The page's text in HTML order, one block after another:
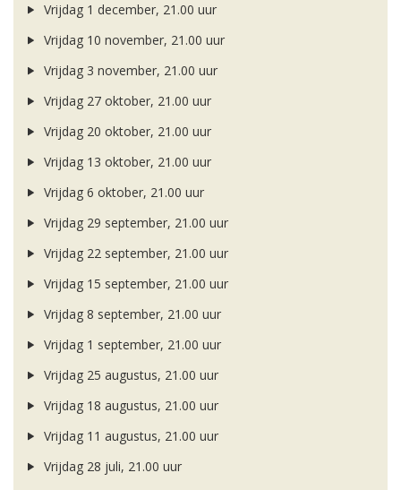
Vrijdag 1 december, 21.00 uur
Vrijdag 10 november, 21.00 uur
Vrijdag 3 november, 21.00 uur
Vrijdag 27 oktober, 21.00 uur
Vrijdag 20 oktober, 21.00 uur
Vrijdag 13 oktober, 21.00 uur
Vrijdag 6 oktober, 21.00 uur
Vrijdag 29 september, 21.00 uur
Vrijdag 22 september, 21.00 uur
Vrijdag 15 september, 21.00 uur
Vrijdag 8 september, 21.00 uur
Vrijdag 1 september, 21.00 uur
Vrijdag 25 augustus, 21.00 uur
Vrijdag 18 augustus, 21.00 uur
Vrijdag 11 augustus, 21.00 uur
Vrijdag 28 juli, 21.00 uur